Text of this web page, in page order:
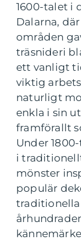
1600-talet i
Dalarna,
områden
träsnideri
ett vanligt
viktig
naturligt
enkla i sin
framförallt
Under
i
mönster
populär
traditionella